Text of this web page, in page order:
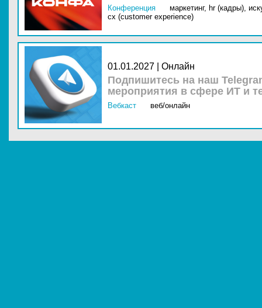
Конференция маркетинг, hr (кадры),
cx (customer experience)
01.01.2027 | Онлайн
Подпишитесь на наш
мероприятия в сфере ИТ и
Вебкаст веб/онлайн